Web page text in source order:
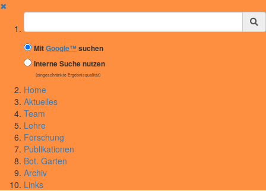
✖
Suchbegriff
MitGoogle™suchen
Interne Suche nutzen
(eingeschränkte Ergebnisqualität)
Home
Aktuelles
Team
Lehre
Forschung
Publikationen
Bot. Garten
Archiv
Links